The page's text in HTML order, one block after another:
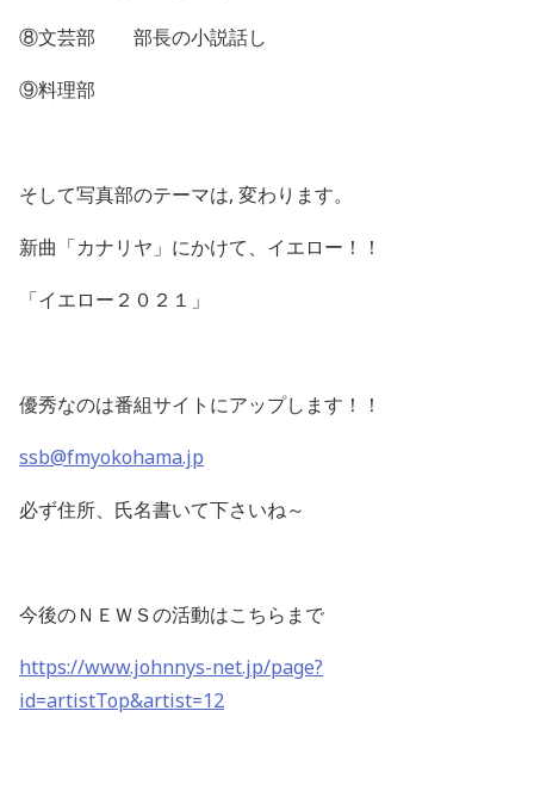
⑧文芸部 部長の小説話し
⑨料理部
そして写真部のテーマは, 変わります。
新曲「カナリヤ」にかけて、イエロー！！
「イエロー２０２１ 」
優秀なのは番組サイトにアップします！！
ssb@fmyokohama.jp
必ず住所、氏名書いて下さいね～
今後のＮＥＷＳの活動はこちらまで
https://www.johnnys-net.jp/page?
id=artistTop&artist=12